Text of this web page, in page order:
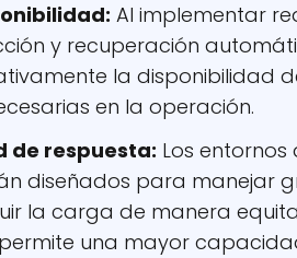
Al implementar
y recuperación
la disponibilidad
en la operación.
de respuesta: Los entornos
diseñados para manejar
la carga de manera
una mayor